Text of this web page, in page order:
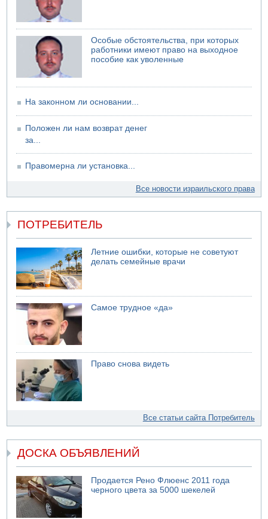
И еще иранские агенты
Арестованы двое подозреваемых в стрельбе по
электрической компании
06.08.2026 13:07
Возле Кирьят-Арбы пожар на местности
Особые обстоятельства, при которых
работники имеют право на выходное
пособие как уволенные
На законном ли основании...
Положен ли нам возврат денег
за...
Правомерна ли установка...
Все новости израильского права
ПОТРЕБИТЕЛЬ
Летние ошибки, которые не советуют
делать семейные врачи
Самое трудное «да»
Право снова видеть
Все статьи сайта Потребитель
ДОСКА ОБЪЯВЛЕНИЙ
Продается Рено Флюенс 2011 года
черного цвета за 5000 шекелей